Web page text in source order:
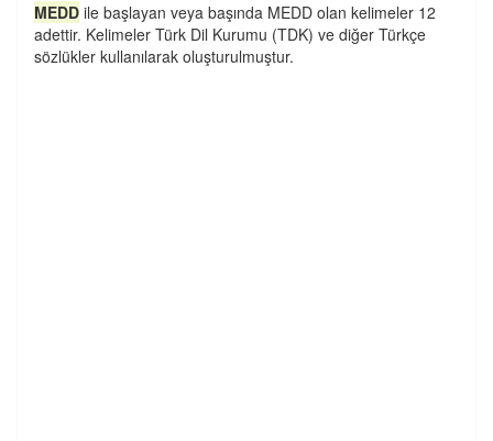
MEDD ile başlayan veya başında MEDD olan kelimeler 12
adettir. Kelimeler Türk Dil Kurumu (TDK) ve diğer Türkçe
sözlükler kullanılarak oluşturulmuştur.